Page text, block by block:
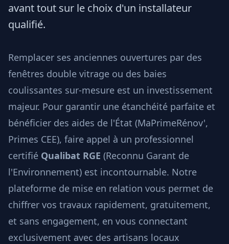
avant tout sur le choix d'un installateur
qualifié.
Remplacer ses anciennes ouvertures par des
fenêtres double vitrage ou des baies
coulissantes sur-mesure est un investissement
majeur. Pour garantir une étanchéité parfaite et
bénéficier des aides de l'État (MaPrimeRénov',
Primes CEE), faire appel à un professionnel
certifié Qualibat RGE (Reconnu Garant de
l'Environnement) est incontournable. Notre
plateforme de mise en relation vous permet de
chiffrer vos travaux rapidement, gratuitement,
et sans engagement, en vous connectant
exclusivement avec des artisans locaux